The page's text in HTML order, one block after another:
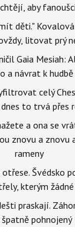
aby
mít děti."
litovat prý
Gaia Mesiah:
a návrat k hudbě
celý
to trvá přes
a ona se
znovu a znovu
rameny
otřese. Švédsko
kterým
praskají.
pohnojený